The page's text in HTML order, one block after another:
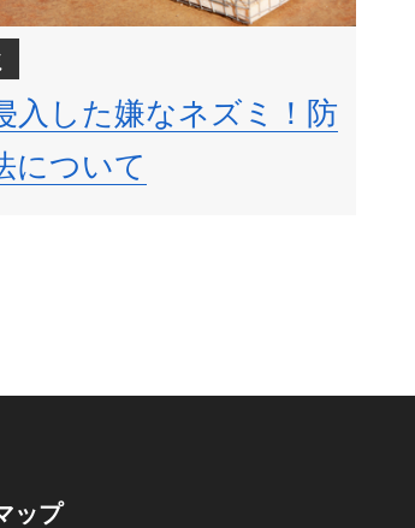
入した嫌なネズミ！防
について
ップ